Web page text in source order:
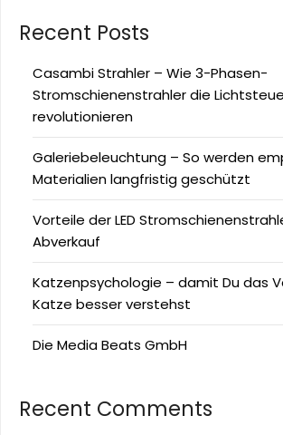
Recent Posts
Casambi Strahler – Wie 3-Phasen-
Stromschienenstrahler die
revolutionieren
Galeriebeleuchtung – So werden
Materialien langfristig geschützt
Vorteile der LED
Abverkauf
Katzenpsychologie – damit Du das
Katze besser verstehst
Die Media Beats GmbH
Recent Comments